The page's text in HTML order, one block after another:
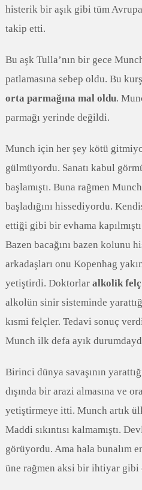
histerik bir aşık gibi tüm
takip etti.
Bu aşk Tulla’nın bir gece
patlamasına sebep oldu. Bu
orta parmağına mal oldu.
parmağı yerinde değildi.
Munch için her şey kötü
gülmüyordu. Sanatı kabul
başlamıştı. Buna rağmen
başladığını hissediyordu.
ettiği gibi bir evhama
Bazen bacağını bazen kolunu
arkadaşları onu Kopenhag
yetiştirdi. Doktorlar alkolik felç
alkolün sinir sisteminde
kısmi felçler. Tedavi sonuç
Munch ilk defa ayık
Birinci dünya savaşının
dışında bir arazi almasına ve
yetiştirmeye itti. Munch artık
Maddi sıkıntısı kalmamıştı.
görüyordu. Ama hala bunalım
üne rağmen aksi bir ihtiyar gibi